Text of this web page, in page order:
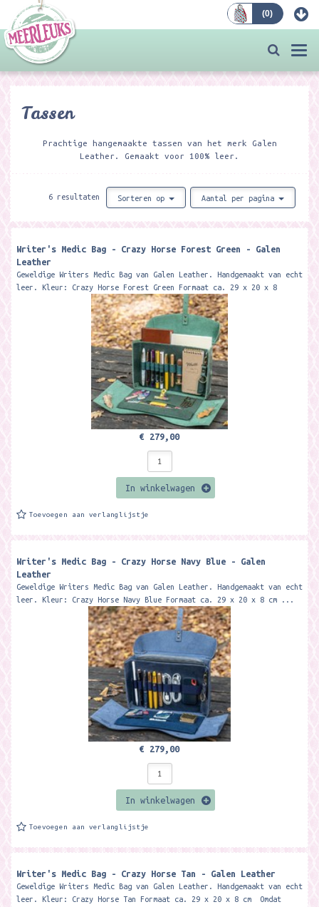
(0)
Tassen
Prachtige hangemaakte tassen van het merk Galen
Leather. Gemaakt voor 100% leer.
6 resultaten Sorteren op Aantal per pagina
Writer's Medic Bag - Crazy Horse Forest Green - Galen
Leather
Geweldige Writers Medic Bag van Galen Leather. Handgemaakt van echt
leer. Kleur: Crazy Horse Forest Green Formaat ca. 29 x 20 x 8
€ 279,00
In winkelwagen
Toevoegen aan verlanglijstje
Writer's Medic Bag - Crazy Horse Navy Blue - Galen
Leather
Geweldige Writers Medic Bag van Galen Leather. Handgemaakt van echt
leer. Kleur: Crazy Horse Navy Blue Formaat ca. 29 x 20 x 8 cm ...
€ 279,00
In winkelwagen
Toevoegen aan verlanglijstje
Writer's Medic Bag - Crazy Horse Tan - Galen Leather
Geweldige Writers Medic Bag van Galen Leather. Handgemaakt van echt
leer. Kleur: Crazy Horse Tan Formaat ca. 29 x 20 x 8 cm Omdat